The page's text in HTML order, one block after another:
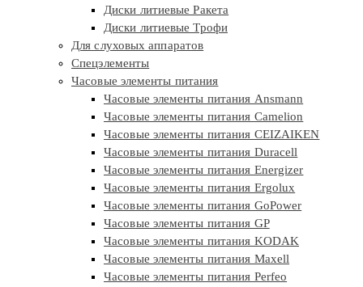
Диски литиевые Ракета
Диски литиевые Трофи
Для слуховых аппаратов
Спецэлементы
Часовые элементы питания
Часовые элементы питания Ansmann
Часовые элементы питания Camelion
Часовые элементы питания CEIZAIKEN
Часовые элементы питания Duracell
Часовые элементы питания Energizer
Часовые элементы питания Ergolux
Часовые элементы питания GoPower
Часовые элементы питания GP
Часовые элементы питания KODAK
Часовые элементы питания Maxell
Часовые элементы питания Perfeo